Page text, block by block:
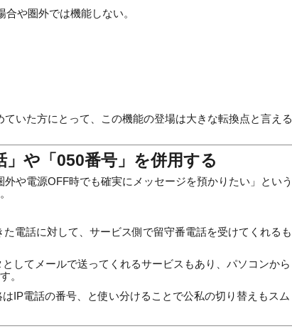
や圏外では機能しない。
いた方にとって、この機能の登場は大きな転換点と言える
」や「050番号」を併用する
や電源OFF時でも確実にメッセージを預かりたい」という
電話に対して、サービス側で留守番電話を受けてくれるも
してメールで送ってくれるサービスもあり、パソコンから
。
IP電話の番号、と使い分けることで公私の切り替えもスム